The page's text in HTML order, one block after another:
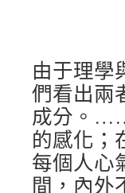
由于理學
們看出兩
成分。
的感化；
每個人心
間，內外